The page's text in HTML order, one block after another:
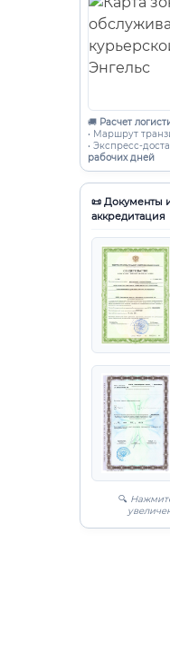
🚚 Расчет
• Маршрут
• Экспресс-
рабочих дней
📜 Документы
аккредитация
🔍